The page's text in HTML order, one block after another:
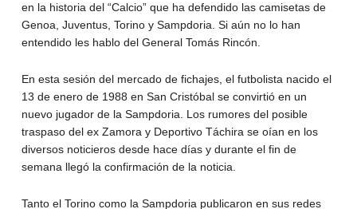
en la historia del “Calcio” que ha defendido las camisetas de
Genoa, Juventus, Torino y Sampdoria. Si aún no lo han
entendido les hablo del General Tomás Rincón.
En esta sesión del mercado de fichajes, el futbolista nacido el
13 de enero de 1988 en San Cristóbal se convirtió en un
nuevo jugador de la Sampdoria. Los rumores del posible
traspaso del ex Zamora y Deportivo Táchira se oían en los
diversos noticieros desde hace días y durante el fin de
semana llegó la confirmación de la noticia.
Tanto el Torino como la Sampdoria publicaron en sus redes